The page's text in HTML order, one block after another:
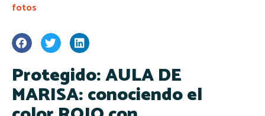
fotos
Protegido: AULA DE
MARISA: conociendo el